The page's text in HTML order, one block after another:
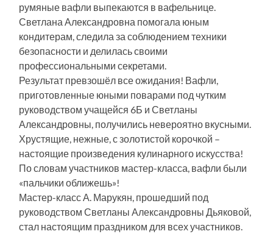
румяные вафли выпекаются в вафельнице.
Светлана Александровна помогала юным
кондитерам, следила за соблюдением техники
безопасности и делилась своими
профессиональными секретами.
Результат превзошёл все ожидания! Вафли,
приготовленные юными поварами под чутким
руководством учащейся 6Б и Светланы
Александровны, получились невероятно вкусными.
Хрустящие, нежные, с золотистой корочкой –
настоящие произведения кулинарного искусства!
По словам участников мастер-класса, вафли были
«пальчики оближешь»!
Мастер-класс А. Марукян, прошедший под
руководством Светланы Александровны Дьяковой,
стал настоящим праздником для всех участников.